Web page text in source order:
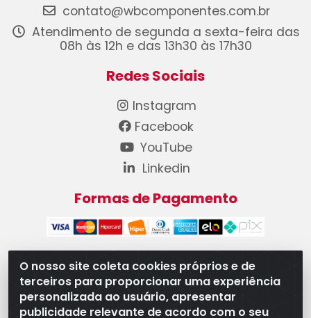
O nosso site coleta cookies próprios e de
terceiros para proporcionar uma experiência
personalizada ao usuário, apresentar
publicidade relevante de acordo com o seu
contato@wbcomponentes.com.br
Atendimento de segunda a sexta-feira das
08h às 12h e das 13h30 às 17h30
Redes Sociais
Instagram
Facebook
YouTube
Linkedin
Formas de Pagamento
WB Componentes Automotivos LTDA - CNPJ
08.528.393/0001-12 - Rua do Níquel, 667 - Parque
Oeste Industrial, Goiânia/GO - CEP 74375-660